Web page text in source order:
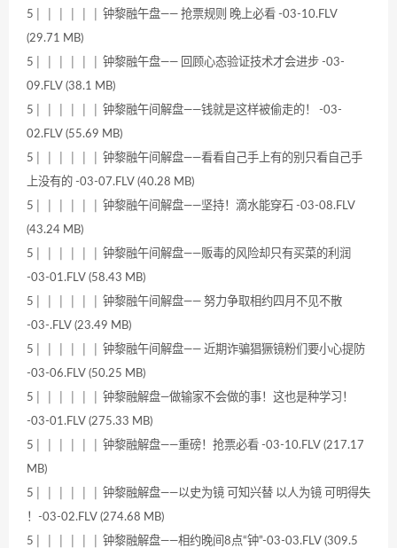
5│ │ │ │ │ │ 钟黎融午盘—— 抢票规则 晚上必看 -03-10.FLV
(29.71 MB)
5│ │ │ │ │ │ 钟黎融午盘—— 回顾心态验证技术才会进步 -03-
09.FLV (38.1 MB)
5│ │ │ │ │ │ 钟黎融午间解盘——钱就是这样被偷走的！ -03-
02.FLV (55.69 MB)
5│ │ │ │ │ │ 钟黎融午间解盘——看看自己手上有的别只看自己手
上没有的 -03-07.FLV (40.28 MB)
5│ │ │ │ │ │ 钟黎融午间解盘——坚持！滴水能穿石 -03-08.FLV
(43.24 MB)
5│ │ │ │ │ │ 钟黎融午间解盘——贩毒的风险却只有买菜的利润
-03-01.FLV (58.43 MB)
5│ │ │ │ │ │ 钟黎融午间解盘—— 努力争取相约四月不见不散
-03-.FLV (23.49 MB)
5│ │ │ │ │ │ 钟黎融午间解盘—— 近期诈骗猖獗镜粉们要小心提防
-03-06.FLV (50.25 MB)
5│ │ │ │ │ │ 钟黎融解盘—做输家不会做的事！这也是种学习！
-03-01.FLV (275.33 MB)
5│ │ │ │ │ │ 钟黎融解盘——重磅！抢票必看 -03-10.FLV (217.17
MB)
5│ │ │ │ │ │ 钟黎融解盘——以史为镜 可知兴替 以人为镜 可明得失
！-03-02.FLV (274.68 MB)
5│ │ │ │ │ │ 钟黎融解盘——相约晚间8点“钟”-03-03.FLV (309.5